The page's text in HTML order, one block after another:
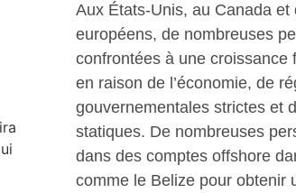
Aux États-Unis, au Canada et
européens, de nombreuses
confrontées à une croissance
en raison de l’économie, de
gouvernementales strictes et
statiques. De nombreuses
dans des comptes offshore
comme le Belize pour obtenir